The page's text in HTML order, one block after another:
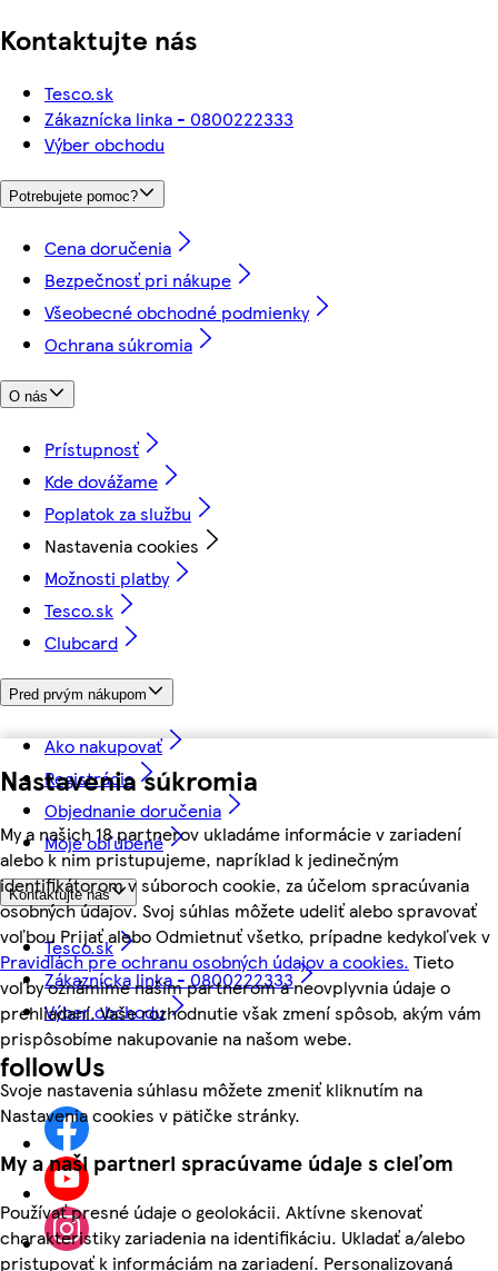
Nastavenia súkromia
My a našich 18 partnerov ukladáme informácie v zariadení
alebo k nim pristupujeme, napríklad k jedinečným
identifikátorom v súboroch cookie, za účelom spracúvania
osobných údajov. Svoj súhlas môžete udeliť alebo spravovať
voľbou Prijať alebo Odmietnuť všetko, prípadne kedykoľvek v
Pravidlách pre ochranu osobných údajov a cookies. Tieto
voľby oznámime našim partnerom a neovplyvnia údaje o
prehliadaní. Vaše rozhodnutie však zmení spôsob, akým vám
prispôsobíme nakupovanie na našom webe.
Svoje nastavenia súhlasu môžete zmeniť kliknutím na
Nastavenia cookies v pätičke stránky.
My a naši partneri spracúvame údaje s cieľom
Používať presné údaje o geolokácii. Aktívne skenovať
charakteristiky zariadenia na identifikáciu. Ukladať a/alebo
pristupovať k informáciám na zariadení. Personalizovaná
Kontaktujte nás
Tesco.sk
Zákaznícka linka - 0800222333
Výber obchodu
Potrebujete pomoc?
Cena doručenia
Bezpečnosť pri nákupe
Všeobecné obchodné podmienky
Ochrana súkromia
O nás
Prístupnosť
Kde dovážame
Poplatok za službu
Nastavenia cookies
Možnosti platby
Tesco.sk
Clubcard
Pred prvým nákupom
Ako nakupovať
Registrácia
Objednanie doručenia
Moje obľúbené
Kontaktujte nás
Tesco.sk
Zákaznícka linka - 0800222333
Výber obchodu
followUs